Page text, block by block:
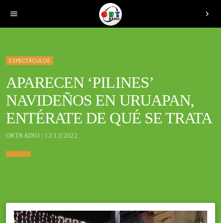
menu chevron_right
ESPECTÁCULOS
APARECEN ‘PILINES’
NAVIDEÑOS EN URUAPAN,
ENTÉRATE DE QUÉ SE TRATA
ORTRADIO | 12/12/2022